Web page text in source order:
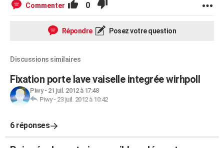
Commenter 0
Répondre Posez votre question
Discussions similaires
Fixation porte lave vaiselle integrée wirhpoll
Piwy- 21 juil. 2012 à 17:48
Piwy- 23 juil. 2012 à 10:42
6 réponses